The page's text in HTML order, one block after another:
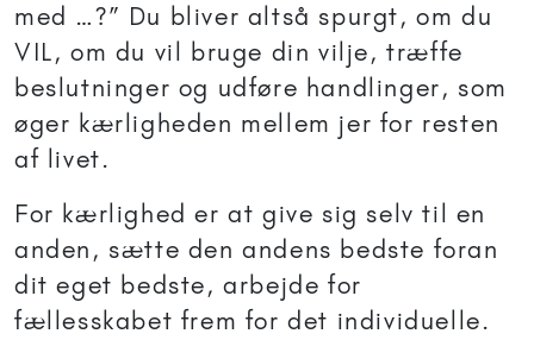
med …?” Du bliver altså spurgt, om du
VIL, om du vil bruge din vilje, træffe
beslutninger og udføre handlinger, som
øger kærligheden mellem jer for resten
af livet.
For kærlighed er at give sig selv til en
anden, sætte den andens bedste foran
dit eget bedste, arbejde for
fællesskabet frem for det individuelle.